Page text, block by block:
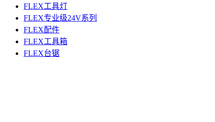
FLEX工具灯
FLEX专业级24V系列
FLEX配件
FLEX工具箱
FLEX台锯